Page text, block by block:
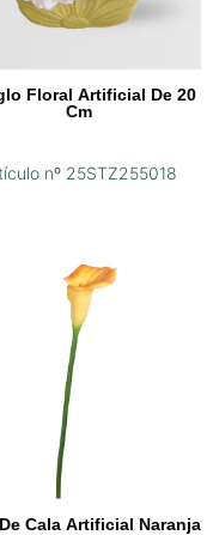
Floral Artificial De 20
Cm
nº 25STZ255018
Cala Artificial Naranja